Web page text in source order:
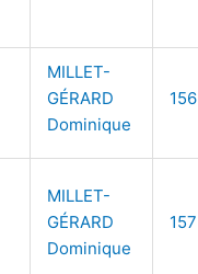
MILLET-
GÉRARD
Dominique
156
MILLET-
GÉRARD
Dominique
157